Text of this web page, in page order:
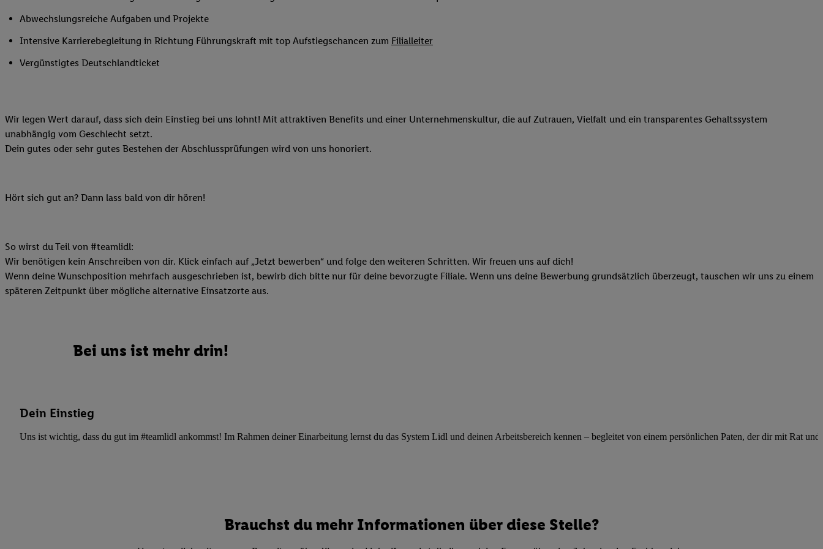
Abwechslungsreiche Aufgaben und Projekte
Intensive Karrierebegleitung in Richtung Führungskraft mit top Aufstiegschancen zum Filialleiter
Vergünstigtes Deutschlandticket
Wir legen Wert darauf, dass sich dein Einstieg bei uns lohnt! Mit attraktiven Benefits und einer Unternehmenskultur, die auf Zutrauen, Vielfalt und ein transparentes Gehaltssystem
unabhängig vom Geschlecht setzt.
Dein gutes oder sehr gutes Bestehen der Abschlussprüfungen wird von uns honoriert.
Hört sich gut an? Dann lass bald von dir hören!
So wirst du Teil von #teamlidl:
Wir benötigen kein Anschreiben von dir. Klick einfach auf „Jetzt bewerben“ und folge den weiteren Schritten. Wir freuen uns auf dich!
Wenn deine Wunschposition mehrfach ausgeschrieben ist, bewirb dich bitte nur für deine bevorzugte Filiale. Wenn uns deine Bewerbung grundsätzlich überzeugt, tauschen wir uns zu einem
späteren Zeitpunkt über mögliche alternative Einsatzorte aus.
Bei uns ist mehr drin!
Dein Einstieg
Uns ist wichtig, dass du gut im #teamlidl ankommst! Im Rahmen deiner Einarbeitung lernst du das System Lidl und deinen Arbeitsbereich kennen – begleitet von einem persönlichen Paten, der dir mit Rat und
Brauchst du mehr Informationen über diese Stelle?
auch Ihre in einen Hashwert umgewandelte E-Mail-Adresse in gemeinsamer Verantwortlichkeit verarbeitet.
Zudem erlauben Sie uns, der Utiq SA/NV („Utiq“) und IhremTelekommunikationsnetzbetreiber
Lidl-Diensten zu erfassen. Insbesondere können Sie mittels dieser Technologie auch auf Diensten wiedererkannt
können Ihre Einwilligung speziell zur Nutzung der Utiq-Technologie - zusätzlich zur weiter unten erläuterten
finden Sie in den
Ihre Einwilligung jederzeit mit Wirkung für die Zukunft zu widerrufen, finden Sie in unseren
Datenschutzbestimmungen.Die Impressen finden Sie hier.Unter „Anpassen“ können Sie einzelne
Verwendungszwecke oder Partner zulassen; das gilt auch für die nachfolgend schlagwortartig benannten Zwecke
Verknüpfung verschiedener Endgeräte, Identifikation von Geräten anhand automatisch übermittelter Informationen,
reduzierter Daten zur Auswahl von Werbeanzeigen. Messung der Werbeleistung. Verwendung von Profilen